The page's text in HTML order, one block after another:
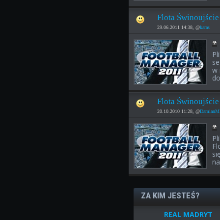
Flota
29.06.2011 14:38, @karas
w
Flota
20.10.2010 11:28, @
ZA KIM JESTEŚ?
REAL MADRYT